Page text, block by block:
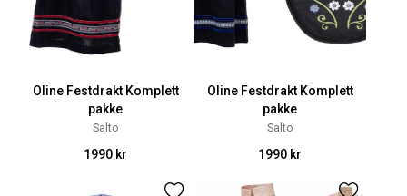
Oline Festdrakt Komplett
pakke
Salto
1990 kr
Oline Festdrakt Komplett
pakke
Salto
1990 kr